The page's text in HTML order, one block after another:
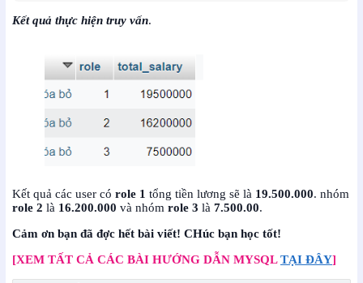
Kết quả thực hiện truy vấn.
Kết quả các user có role 1 tổng tiền lương sẽ là 19.500.000. nhóm
role 2 là 16.200.000 và nhóm role 3 là 7.500.00.
Cảm ơn bạn đã đợc hết bài viết! CHúc bạn học tốt!
[XEM TẤT CẢ CÁC BÀI HƯỚNG DẪN MYSQLTẠI ĐÂY]